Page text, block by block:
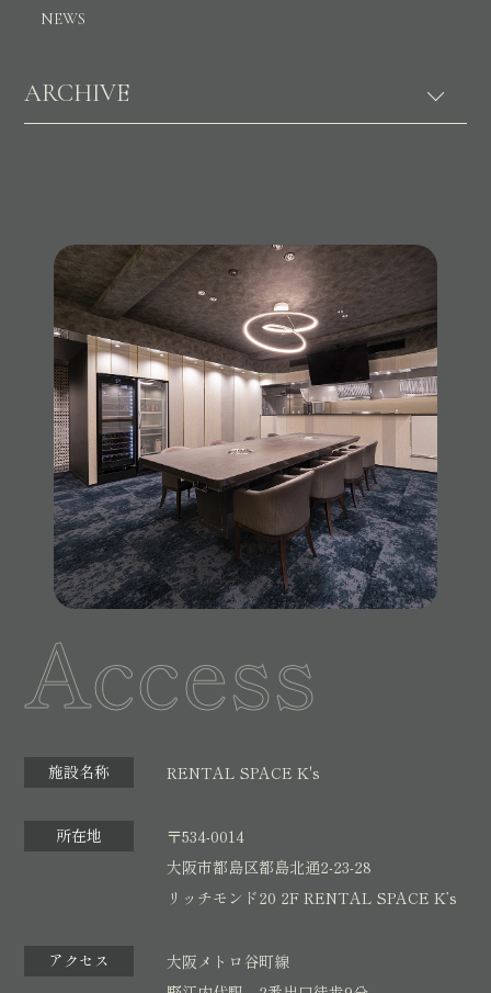
NEWS
ARCHIVE
Access
施設名称 RENTAL SPACE K's
所在地
〒534-0014
大阪市都島区都島北通2-23-28
リッチモンド20 2F RENTAL SPACE K’s
アクセス
大阪メトロ谷町線